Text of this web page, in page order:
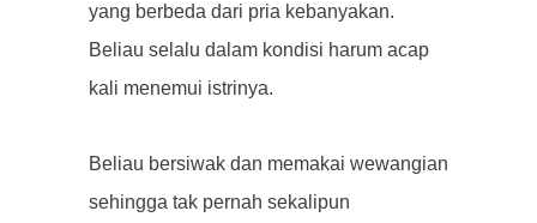
yang berbeda dari pria kebanyakan.
Beliau selalu dalam kondisi harum acap
kali menemui istrinya.
Beliau bersiwak dan memakai wewangian
sehingga tak pernah sekalipun